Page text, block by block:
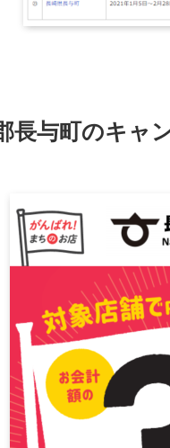
長与町のキャ